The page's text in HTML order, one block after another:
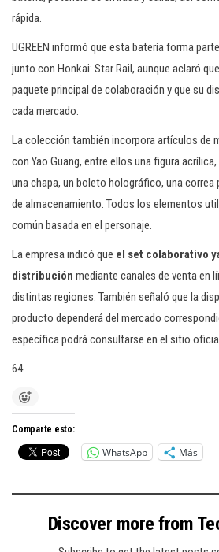
rápida.
UGREEN informó que esta batería forma
junto con Honkai: Star Rail, aunque aclaró
paquete principal de colaboración y que su
cada mercado.
La colección también incorpora artículos de
con Yao Guang, entre ellos una figura
una chapa, un boleto holográfico, una
de almacenamiento. Todos los elementos
común basada en el personaje.
La empresa indicó que el set colaborativo
distribución mediante canales de venta en
distintas regiones. También señaló que la
producto dependerá del mercado
específica podrá consultarse en el sitio oficial
64
Comparte esto:
WhatsApp Más
Discover more from